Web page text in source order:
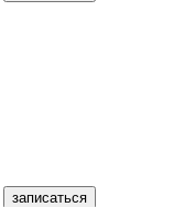
записаться